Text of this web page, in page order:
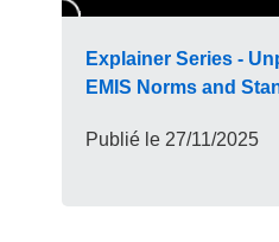
Explainer Series -
EMIS Norms and
Publié le 27/11/2025